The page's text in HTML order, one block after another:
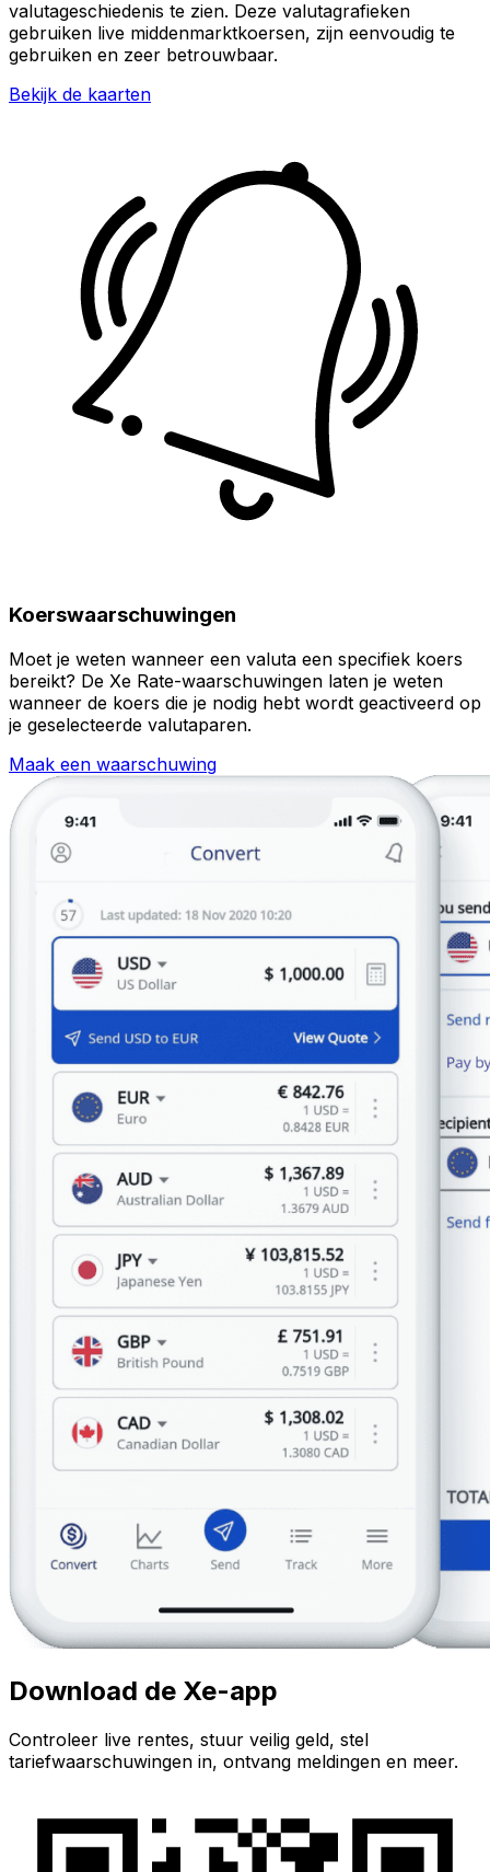
valutageschiedenis te zien. Deze valutagrafieken
gebruiken live middenmarktkoersen, zijn eenvoudig te
gebruiken en zeer betrouwbaar.
Bekijk de kaarten
Koerswaarschuwingen
Moet je weten wanneer een valuta een specifiek koers
bereikt? De Xe Rate-waarschuwingen laten je weten
wanneer de koers die je nodig hebt wordt geactiveerd op
je geselecteerde valutaparen.
Maak een waarschuwing
Download de Xe-app
Controleer live rentes, stuur veilig geld, stel
tariefwaarschuwingen in, ontvang meldingen en meer.